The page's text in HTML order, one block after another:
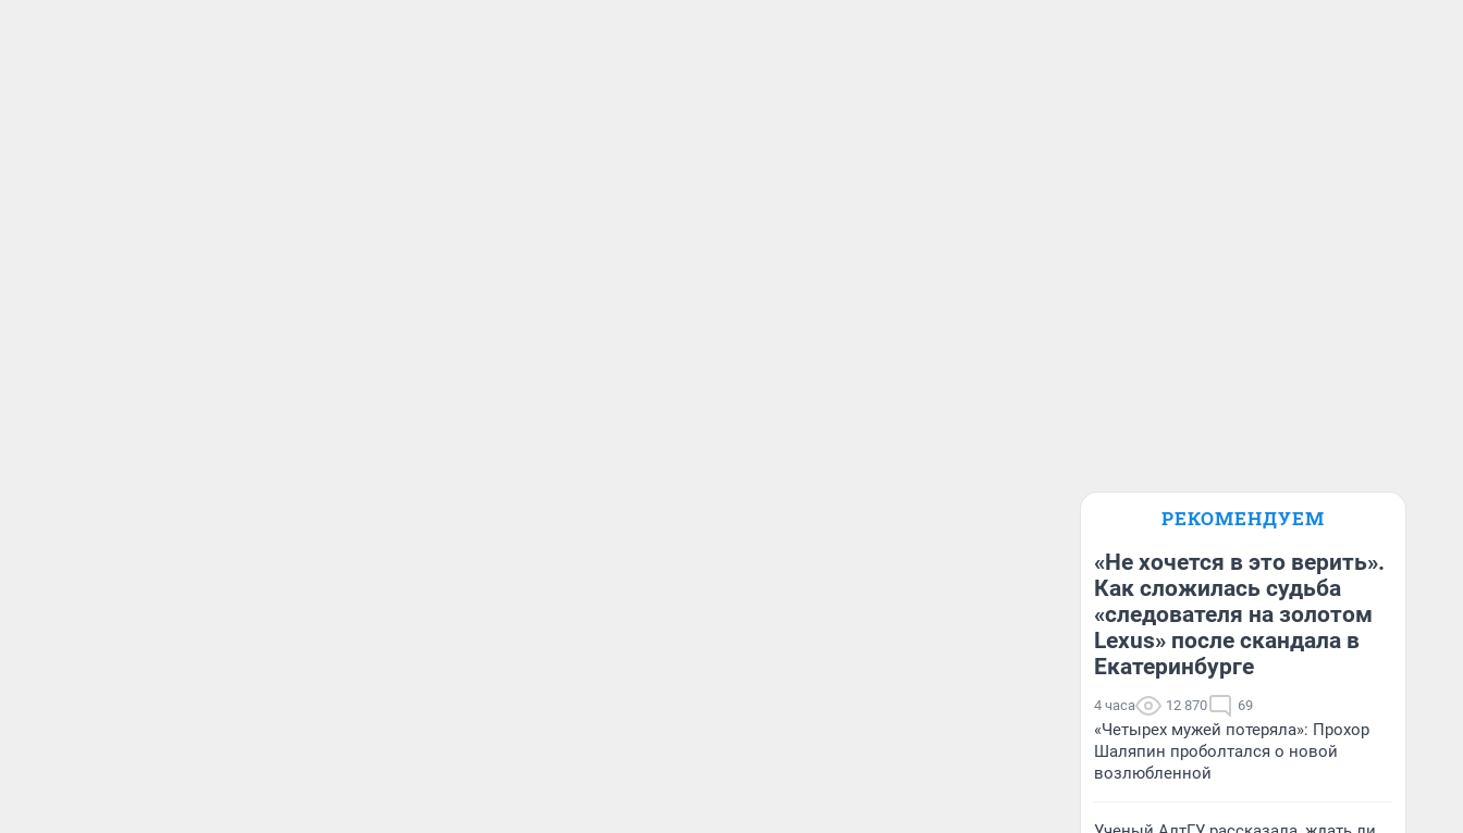
РЕКОМЕНДУЕМ
«Не хочется в это верить».
Как сложилась судьба
«следователя на золотом
Lexus» после скандала в
Екатеринбурге
4 часа 12 870 69
«Четырех мужей потеряла»: Прохор
Шаляпин проболтался о новой
возлюбленной